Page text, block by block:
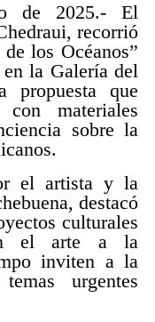
de 2025.- El
recorrió
los Océanos”
la Galería del
propuesta que
materiales
sobre la
el artista y la
destacó
culturales
el arte a la
inviten a la
urgentes